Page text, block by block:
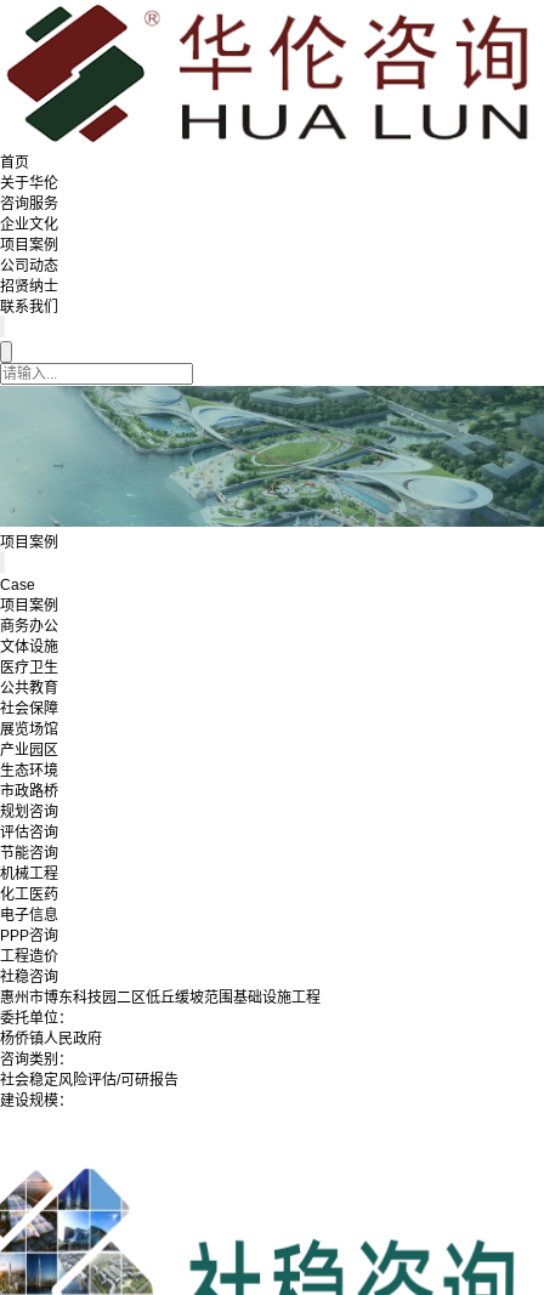
首页
关于华伦
咨询服务
企业文化
项目案例
公司动态
招贤纳士
联系我们
项目案例
Case
项目案例
商务办公
文体设施
医疗卫生
公共教育
社会保障
展览场馆
产业园区
生态环境
市政路桥
规划咨询
评估咨询
节能咨询
机械工程
化工医药
电子信息
PPP咨询
工程造价
社稳咨询
惠州市博东科技园二区低丘缓坡范围基础设施工程
委托单位：
杨侨镇人民政府
咨询类别：
社会稳定风险评估/可研报告
建设规模：